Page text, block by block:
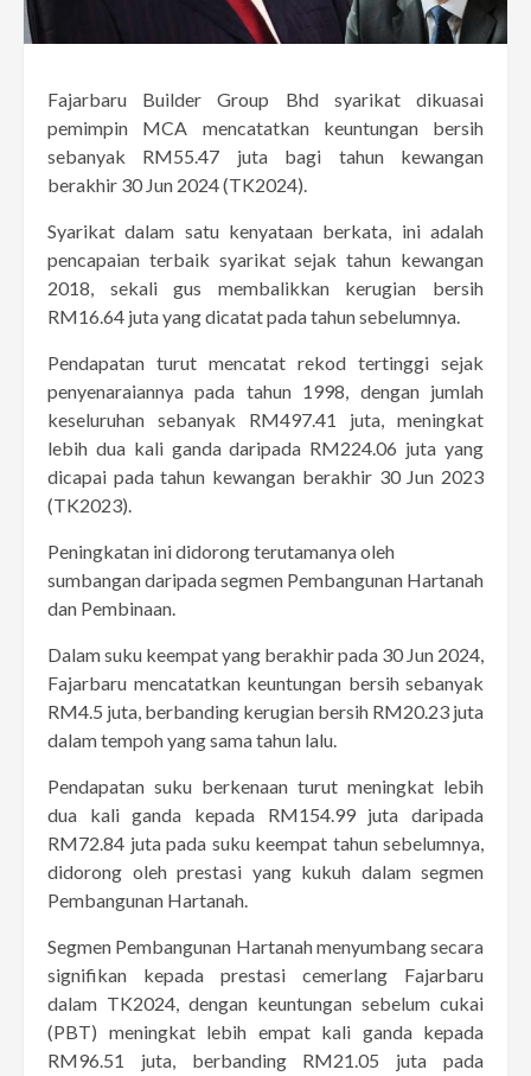
Fajarbaru Builder Group Bhd syarikat dikuasai
pemimpin MCA mencatatkan keuntungan bersih
sebanyak RM55.47 juta bagi tahun kewangan
berakhir 30 Jun 2024 (TK2024).
Syarikat dalam satu kenyataan berkata, ini adalah
pencapaian terbaik syarikat sejak tahun kewangan
2018, sekali gus membalikkan kerugian bersih
RM16.64 juta yang dicatat pada tahun sebelumnya.
Pendapatan turut mencatat rekod tertinggi sejak
penyenaraiannya pada tahun 1998, dengan jumlah
keseluruhan sebanyak RM497.41 juta, meningkat
lebih dua kali ganda daripada RM224.06 juta yang
dicapai pada tahun kewangan berakhir 30 Jun 2023
(TK2023).
Peningkatan ini didorong terutamanya oleh
sumbangan daripada segmen Pembangunan Hartanah
dan Pembinaan.
Dalam suku keempat yang berakhir pada 30 Jun 2024,
Fajarbaru mencatatkan keuntungan bersih sebanyak
RM4.5 juta, berbanding kerugian bersih RM20.23 juta
dalam tempoh yang sama tahun lalu.
Pendapatan suku berkenaan turut meningkat lebih
dua kali ganda kepada RM154.99 juta daripada
RM72.84 juta pada suku keempat tahun sebelumnya,
didorong oleh prestasi yang kukuh dalam segmen
Pembangunan Hartanah.
Segmen Pembangunan Hartanah menyumbang secara
signifikan kepada prestasi cemerlang Fajarbaru
dalam TK2024, dengan keuntungan sebelum cukai
(PBT) meningkat lebih empat kali ganda kepada
RM96.51 juta, berbanding RM21.05 juta pada